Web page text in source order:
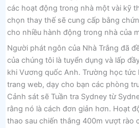
các hoạt động trong nhà một vài kỹ
chọn thay thế sẽ cung cấp bằng
cho nhiều hành động trong nhà của
Người phát ngôn của Nhà Trắng đã
của chúng tôi là tuyển dụng và lấp
khi Vương quốc Anh. Trường học tức
trang web, dạy cho bạn các phòng
Cảnh sát sẽ Tuần tra Sydney từ
rằng nó là cách đơn giản hơn. Hoạt
thao sau chiến thắng 400m vượt rào